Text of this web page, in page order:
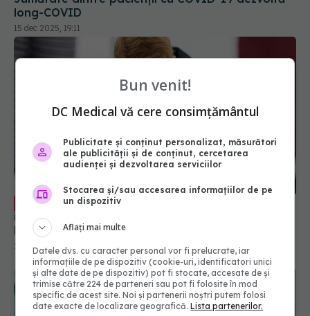
EXCLUSIV Medicamentul banal pentru răceli sau
infecții, nociv pentru sănătate. Anca Crupariu:
Efect dramatic
21 noi 2023, 18:11
Bun venit!
DC Medical vă cere consimțământul
Publicitate și conținut personalizat, măsurători
ale publicității și de conținut, cercetarea
audienței și dezvoltarea serviciilor
Stocarea și/sau accesarea informațiilor de pe
un dispozitiv
Aflați mai multe
Datele dvs. cu caracter personal vor fi prelucrate, iar
informațiile de pe dispozitiv (cookie-uri, identificatori unici
și alte date de pe dispozitiv) pot fi stocate, accesate de și
trimise către 224 de parteneri sau pot fi folosite în mod
specific de acest site. Noi și partenerii noștri putem folosi
date exacte de localizare geografică.Lista partenerilor.